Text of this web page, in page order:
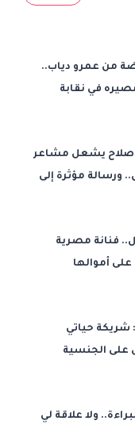
من عمرو دياب..
في نقابة
صلاح يشعل مشاعر
ورسالة مؤثرة إلى
فنانة مصرية
أموالها
حياتي
على الجنسية
ولا علاقة لي